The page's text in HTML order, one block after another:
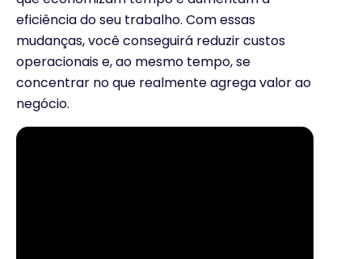
eficiência do seu trabalho. Com essas
mudanças, você conseguirá reduzir custos
operacionais e, ao mesmo tempo, se
concentrar no que realmente agrega valor ao
negócio.